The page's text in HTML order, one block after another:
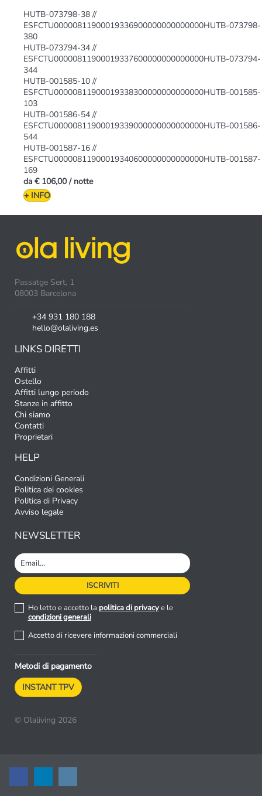
HUTB-073798-38 //
ESFCTU00000811900019336900000000000000HUTB-073798-
380
HUTB-073794-34 //
ESFCTU00000811900019337600000000000000HUTB-073794-
344
HUTB-001585-10 //
ESFCTU00000811900019338300000000000000HUTB-001585-
103
HUTB-001586-54 //
ESFCTU00000811900019339000000000000000HUTB-001586-
544
HUTB-001587-16 //
ESFCTU00000811900019340600000000000000HUTB-001587-
169
da € 106,00 / notte
+ INFO
Passatge Sert, 1
08003 Barcelona
+34 931 180 188
hello@olaliving.es
LINKS DIRETTI
Affitti
Ostello
Affitti lungo periodo
Stanze in affitto
Chi siamo
Contatti
Proprietari
HELP
Condizioni Generali
Politica dei cookies
Politica di Privacy
Avviso legale
NEWSLETTER
Ho letto e accetto la politica di privacye le
condizioni generali
Accetto di ricevere informazioni commerciali
Metodi di pagamento
INSTANT TPV
© Olaliving 2026